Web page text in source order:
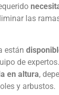
las
están
de
en altura,
y arbustos.